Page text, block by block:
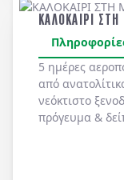
ΚΑΛΟΚΑΙΡΙ
5 ημέρες
από
νεόκτιστο
πρόγευμα &